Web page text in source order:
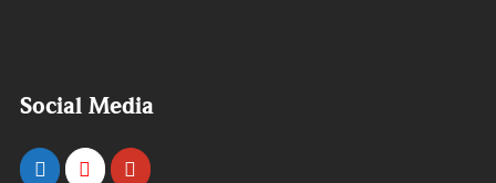
Social Media